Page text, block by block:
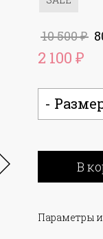
10 500₽
2 100 ₽
-
В
Параметры